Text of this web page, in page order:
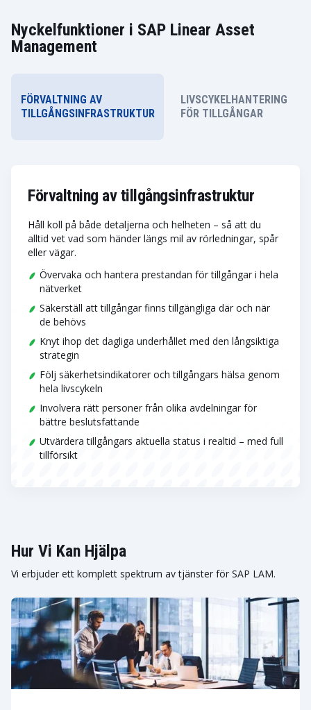
Nyckelfunktioner i SAP Linear Asset
Management
FÖRVALTNING AV
TILLGÅNGSINFRASTRUKTUR
LIVSCYKELHANTERING
FÖR TILLGÅNGAR
Förvaltning av tillgångsinfrastruktur
Håll koll på både detaljerna och helheten – så att du
alltid vet vad som händer längs mil av rörledningar, spår
eller vägar.
Övervaka och hantera prestandan för tillgångar i hela
nätverket
Säkerställ att tillgångar finns tillgängliga där och när
de behövs
Knyt ihop det dagliga underhållet med den långsiktiga
strategin
Följ säkerhetsindikatorer och tillgångars hälsa genom
hela livscykeln
Involvera rätt personer från olika avdelningar för
bättre beslutsfattande
Utvärdera tillgångars aktuella status i realtid – med full
tillförsikt
Hur Vi Kan Hjälpa
Vi erbjuder ett komplett spektrum av tjänster för SAP LAM.